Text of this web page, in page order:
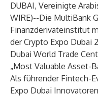
DUBAI, Vereinigte
WIRE)--Die MultiBank
Finanzderivateinstitut
der Crypto Expo Dubai
Dubai World Trade
„Most Valuable Asset-
Als führender Fintech-
Expo Dubai